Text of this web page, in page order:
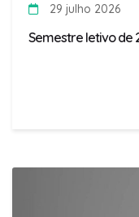
29 julho 2026
Semestre letivo de